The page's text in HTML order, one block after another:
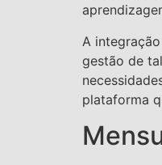
A
gestão de
plataforma